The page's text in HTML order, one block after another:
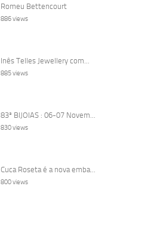
Romeu Bettencourt
886 views
Inês Telles Jewellery com...
885 views
83ª BIJOIAS : 06-07 Novem...
830 views
Cuca Roseta é a nova emba...
800 views